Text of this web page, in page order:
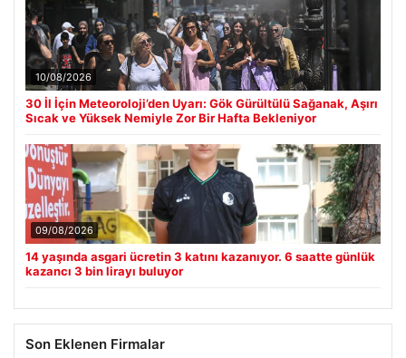
10/08/2026
30 İl İçin Meteoroloji’den Uyarı: Gök Gürültülü Sağanak, Aşırı
Sıcak ve Yüksek Nemiyle Zor Bir Hafta Bekleniyor
09/08/2026
14 yaşında asgari ücretin 3 katını kazanıyor. 6 saatte günlük
kazancı 3 bin lirayı buluyor
Son Eklenen Firmalar